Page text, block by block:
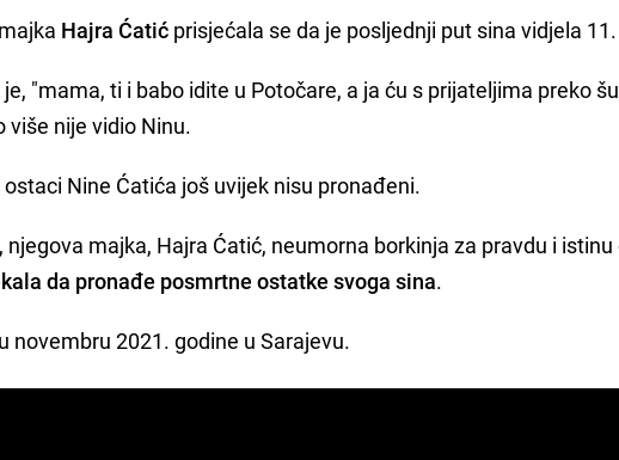
Hajra Ćatić prisjećala se da je posljednji put sina vidjela
je, "mama, ti i babo idite u Potočare, a ja ću s prijateljima preko
više nije vidio Ninu.
Nine Ćatića još uvijek nisu pronađeni.
njegova majka, Hajra Ćatić, neumorna borkinja za pravdu i
da pronađe posmrtne ostatke svoga sina.
novembru 2021. godine u Sarajevu.